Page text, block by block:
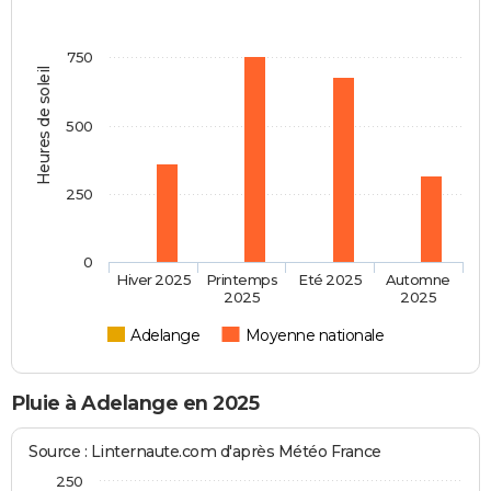
Heures de soleil
Adelange Moyenne nationale
Hiver 2025
Printemps
2025
Eté 2025
Automne
2025
0
250
500
750
Pluie à Adelange en 2025
Source : Linternaute.com d'après Météo France
250